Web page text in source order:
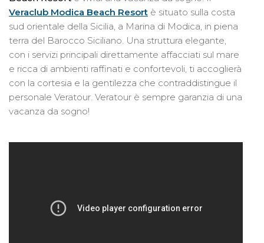
Veraclub Modica Beach Resort è situato sulla costa
sud orientale della Sicilia, a Marina di Modica, in piena
terra del Barocco Siciliano. Una struttura elegante,
con i servizi principali direttamente affacciati sul mare
e ricca di ambienti raffinati e confortevoli, ti accoglierà
con la cortesia e la gentilezza che contraddistingue il
personale Veratour. Veratour è sempre garanzia di una
vacanza da sogno!